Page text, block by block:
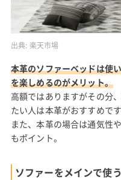
出典: 楽天市場
本革のソファーベッドは使
を楽しめるのがメリット。
高額ではありますがその分
たい人は本革がおすすめです
また、本革の場合は通気性
もポイント。
ソファーをメインで使